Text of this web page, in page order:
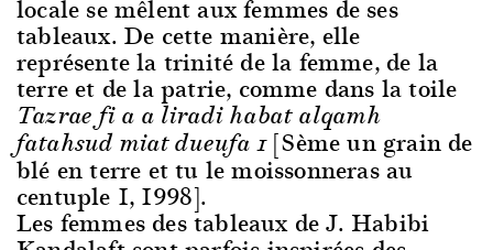
locale se mêlent aux femmes de ses
tableaux. De cette manière, elle
représente la trinité de la femme, de la
terre et de la patrie, comme dans la toile
Tazrae fi a a liradi habat alqamh
fatahsud miat dueufa 1[Sème un grain de
blé en terre et tu le moissonneras au
centuple 1, 1998].
Les femmes des tableaux de J. Habibi